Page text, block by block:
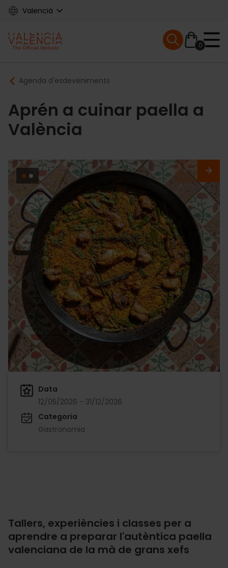
Skip
content
Valencià
Main
navigation
0
Mobile menu
Breadcrumb
Agenda d'esdeveniments
Aprén a cuinar paella a
València
Data
12/05/2026 - 31/12/2026
Categoria
Gastronomia
Tallers, experiències i classes per a
aprendre a preparar l'autèntica paella
valenciana de la mà de grans xefs